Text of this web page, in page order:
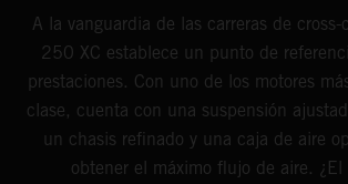
A la vanguardia de las carreras de
250 XC establece un punto de
prestaciones. Con uno de los motores
clase, cuenta con una suspensión
un chasis refinado y una caja de aire
obtener el máximo flujo de aire. ¿El